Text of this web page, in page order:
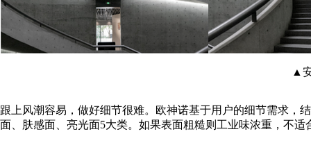
▲
跟上风潮容易，做好细节很难。欧神诺基于用户的细节需求，
面、肤感面、亮光面5大类。如果表面粗糙则工业味浓重，不